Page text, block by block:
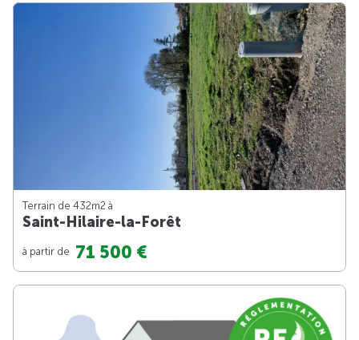
Terrain de 432m2 à
Saint-Hilaire-la-Forêt
à partir de 71 500 €